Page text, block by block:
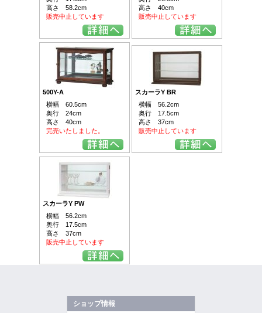
高さ 58.2cm
販売中止しています
高さ 40cm
販売中止しています
500Y-A
横幅 60.5cm
奥行 24cm
高さ 40cm
完売いたしました。
スカーラY BR
横幅 56.2cm
奥行 17.5cm
高さ 37cm
販売中止しています
スカーラY PW
横幅 56.2cm
奥行 17.5cm
高さ 37cm
販売中止しています
ショップ情報